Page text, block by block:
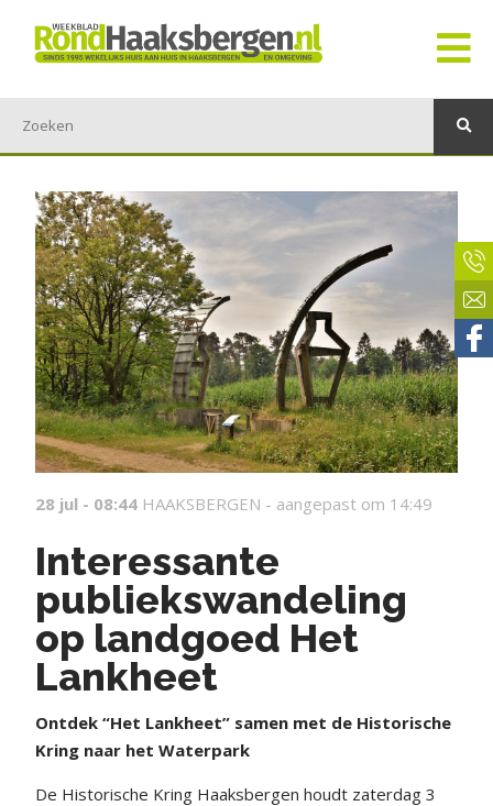
28 jul - 08:44 HAAKSBERGEN - aangepast om 14:49
Interessante
publiekswandeling
op landgoed Het
Lankheet
Ontdek “Het Lankheet” samen met de Historische
Kring naar het Waterpark
De Historische Kring Haaksbergen houdt zaterdag 3